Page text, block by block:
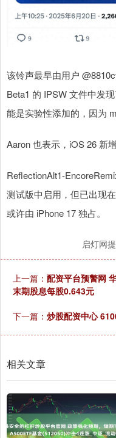
该铃声最早由用户
Beta1 的 IPSW 文件中发
能是实验性添加的，因为
Aaron 也表示，iOS 26 新
ReflectionAlt1-
测试版中启用，但已出现
或许由 iPhone 17 独占。
启灯网
上一篇： 配资平台预警网
末期股息每股0.643元
下一篇： 炒股配资中心
相关文章